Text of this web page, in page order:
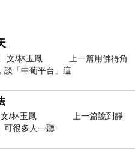
文/林玉鳳 上一篇用佛得角
談「中葡平台」這
文/林玉鳳 上一篇說到靜
可很多人一聽